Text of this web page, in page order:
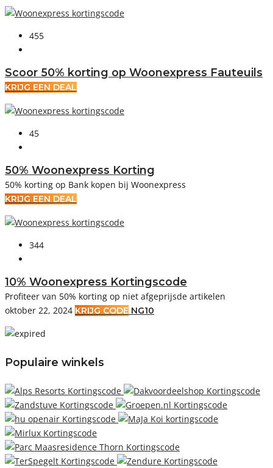
455
Scoor 50% korting op Woonexpress Fauteuils
KRIJG EEN DEAL
45
50% Woonexpress Korting
50% korting op Bank kopen bij Woonexpress
KRIJG EEN DEAL
344
10% Woonexpress Kortingscode
Profiteer van 50% korting op niet afgeprijsde artikelen
oktober 22, 2024 KRIJG CODE NG10
Populaire winkels